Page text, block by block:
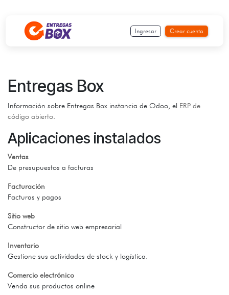
Ingresar Crear cuenta
Entregas Box
Información sobre Entregas Box instancia de Odoo, el ERP de
código abierto
Aplicaciones instalados
Ventas
De presupuestos a facturas
Facturación
Facturas y pagos
Sitio web
Constructor de sitio web empresarial
Inventario
Gestione sus actividades de stock y logística.
Comercio electrónico
Venda sus productos online